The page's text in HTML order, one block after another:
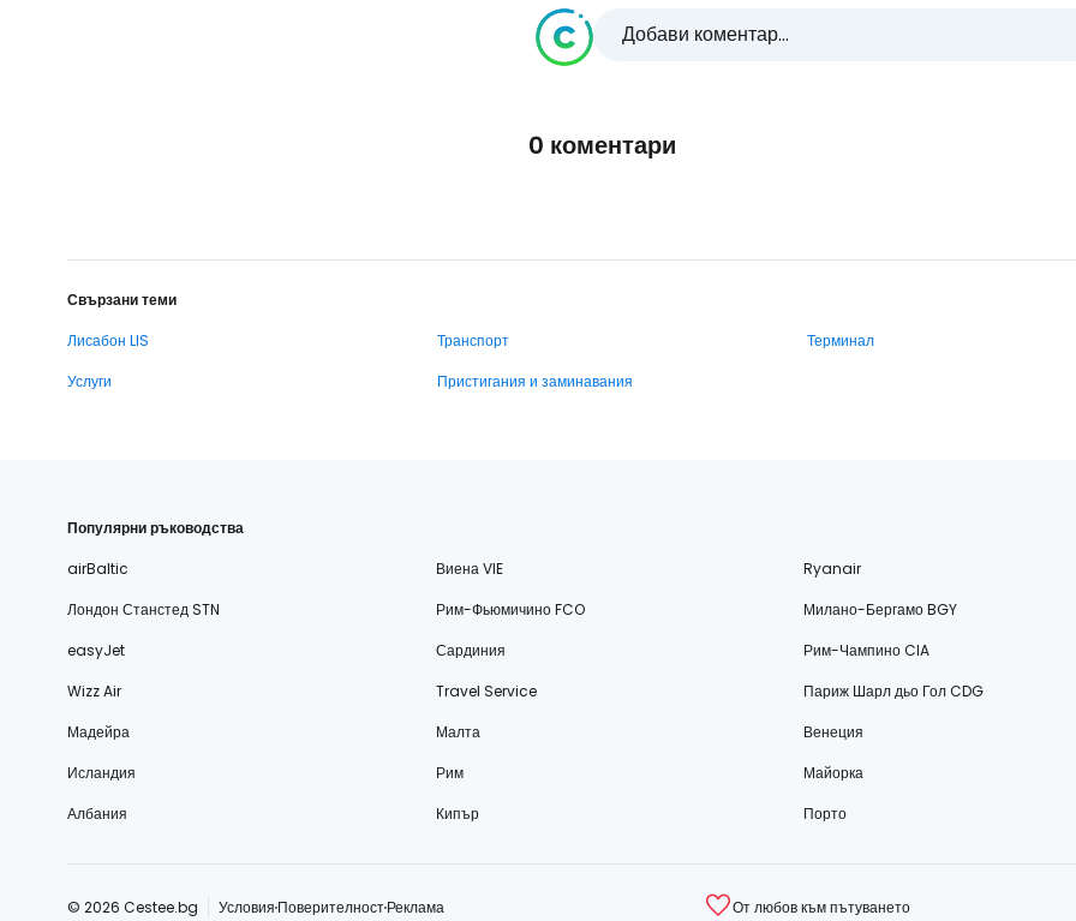
Добави коментар...
0 коментари
Свързани теми
Лисабон LIS
Транспорт Терминал
Услуги
Пристигания и заминавания
Популярни ръководства
airBaltic
Виена VIE
Ryanair
Лондон Станстед STN
Рим-Фьюмичино FCO
Милано-Бергамо BGY
easyJet
Сардиния
Рим-Чампино CIA
Wizz Air
Travel Service
Париж Шарл дьо Гол CDG
Мадейра
Малта
Венеция
Исландия
Рим
Майорка
Албания
Кипър Порто
© 2026 Cestee.bg Условия ПоверителностРеклама От любов към пътуването